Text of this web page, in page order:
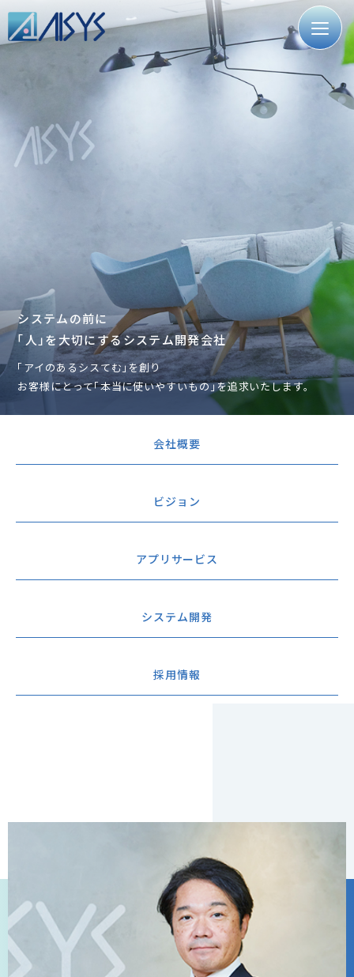
システムの前に
「人」を大切にするシステム開発会社
「アイのあるシスてむ」を創り
お客様にとって「本当に使いやすいもの」を追求いたします。
会社概要
ビジョン
アプリサービス
システム開発
採用情報